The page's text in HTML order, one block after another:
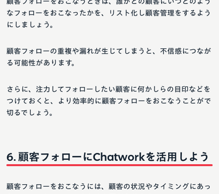
なフォローをおこなったかを、リスト化し顧客管理をするよう
にしましょう。
顧客フォローの重複や漏れが生じてしまうと、不信感につなが
る可能性があります。
さらに、注力してフォローしたい顧客に何かしらの目印などを
つけておくと、より効率的に顧客フォローをおこなうことがで
切るでしょう。
顧客フォローにChatworkを活用しよう
顧客フォローをおこなうには、顧客の状況やタイミングにあっ